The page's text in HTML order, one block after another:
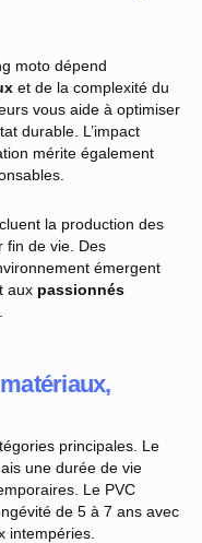
moto dépend
et de la complexité du
vous aide à optimiser
durable. L’impact
mérite également
la production des
fin de vie. Des
émergent
aux passionnés
principales. Le
une durée de vie
Le PVC
de 5 à 7 ans avec
intempéries.